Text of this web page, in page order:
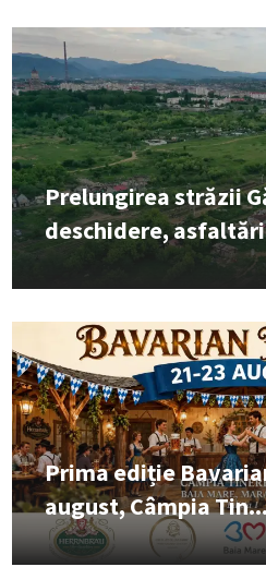
Prelungirea străzii
deschidere,
Prima ediție
august, Câmpia